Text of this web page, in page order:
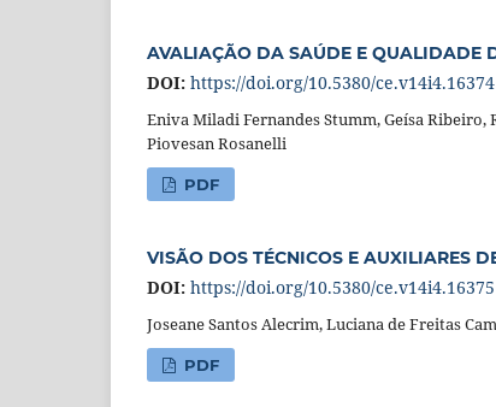
AVALIAÇÃO DA SAÚDE E QUALIDADE
DOI: https://doi.org/10.5380/ce.v14i4.16374
Eniva Miladi Fernandes Stumm, Geísa
Piovesan Rosanelli
PDF
VISÃO DOS TÉCNICOS E AUXILIARES
DOI: https://doi.org/10.5380/ce.v14i4.16375
Joseane Santos Alecrim, Luciana de Freitas
PDF